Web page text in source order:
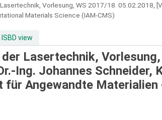
Vorlesung, WS 2017/18. 05.02.2018,
Materials Science (IAM-CMS)
ISBD view
Lasertechnik,
Ing. Johannes
Angewandte